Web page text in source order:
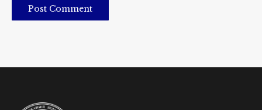
Post Comment